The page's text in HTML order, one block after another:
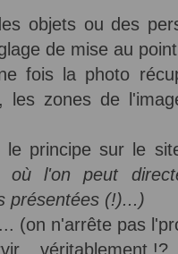
objets ou des
de mise au
fois la photo
les zones de
le principe sur le
où l'on peut
présentées (!)...)
(on n'arrête pas
véritablement !?